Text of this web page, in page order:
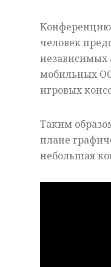
Конференцию
человек
независимых
мобильных
игровых
Таким
плане
небольшая